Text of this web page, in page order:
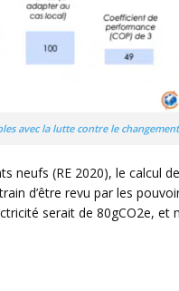
avec la lutte contre le
neufs (RE 2020), le calcul
d’être revu par les
serait de 80gCO2e, et